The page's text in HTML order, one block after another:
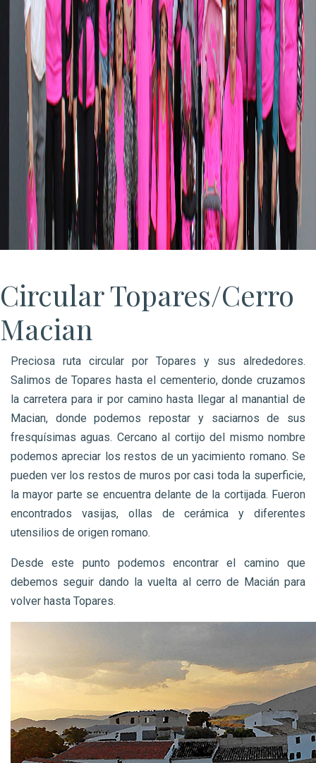
Circular Topares/Cerro
Macian
Preciosa ruta circular por Topares y sus alrededores.
Salimos de Topares hasta el cementerio, donde cruzamos
la carretera para ir por camino hasta llegar al manantial de
Macian, donde podemos repostar y saciarnos de sus
fresquísimas aguas. Cercano al cortijo del mismo nombre
podemos apreciar los restos de un yacimiento romano. Se
pueden ver los restos de muros por casi toda la superficie,
la mayor parte se encuentra delante de la cortijada. Fueron
encontrados vasijas, ollas de cerámica y diferentes
utensilios de origen romano.
Desde este punto podemos encontrar el camino que
debemos seguir dando la vuelta al cerro de Macián para
volver hasta Topares.